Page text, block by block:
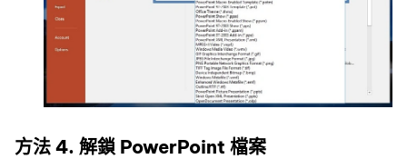
方法 4. 解鎖 PowerPoint 檔案